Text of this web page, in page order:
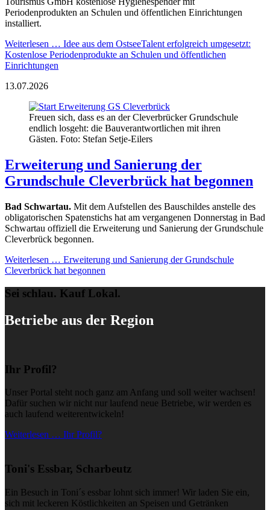
Periodenprodukten an Schulen und öffentlichen Einrichtungen
installiert.
Weiterlesen … Idee aus dem OstseeTalent erfolgreich umgesetzt:
Kostenlose Periodenprodukte an Schulen und öffentlichen
Einrichtungen
13.07.2026
Freuen sich, dass es an der Cleverbrücker Grundschule
endlich losgeht: die Bauverantwortlichen mit ihren
Gästen. Foto: Stefan Setje-Eilers
Erweiterung und Sanierung der
Grundschule Cleverbrück hat begonnen
Bad Schwartau. Mit dem Aufstellen des Bauschildes anstelle des
obligatorischen Spatenstichs hat am vergangenen Donnerstag in Bad
Schwartau offiziell die Erweiterung und Sanierung der Grundschule
Cleverbrück begonnen.
Weiterlesen … Erweiterung und Sanierung der Grundschule
Cleverbrück hat begonnen
Sei schlau. Kauf Lokal.
Betriebe aus der Region
Ihr Profil?
Unser Portal steht noch ganz am Anfang und soll weiter wachsen!
Dafür suchen wir nicht nur laufend neue Betriebe, wir werden es
auch laufend weiterentwickeln!
Weiterlesen … Ihr Profil?
Toni's Essbar, Scharbeutz
Ein Besuch in Toni´s essbar lohnt sich immer! Wir laden Sie ein,
sich mit leckeren Köstlichkeiten an Speisen und Getränken